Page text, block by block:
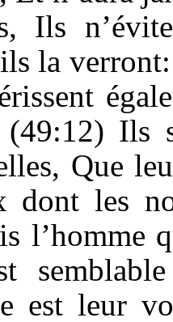
Ils
la verront:
Ils
Que
dont les
l’homme
est leur